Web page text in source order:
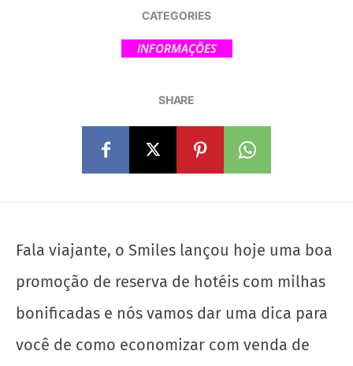
CATEGORIES
INFORMAÇÕES
SHARE
Fala viajante, o Smiles lançou hoje uma boa
promoção de reserva de hotéis com milhas
bonificadas e nós vamos dar uma dica para
você de como economizar com venda de